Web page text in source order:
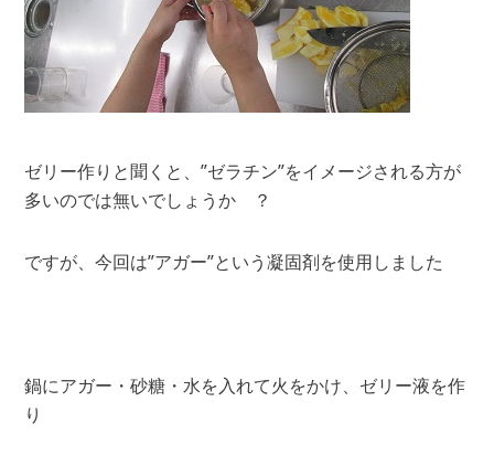
ゼリー作りと聞くと、”ゼラチン”をイメージされる方が
多いのでは無いでしょうか ？
ですが、今回は”アガー”という凝固剤を使用しました
鍋にアガー・砂糖・水を入れて火をかけ、ゼリー液を作
り